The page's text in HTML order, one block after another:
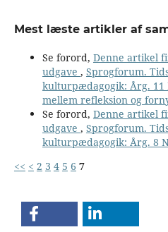
Mest læste artikler af
Se forord, Denne artikel
udgave , Sprogforum.
kulturpædagogik: Årg. 11
mellem refleksion og
Se forord, Denne artikel
udgave , Sprogforum.
kulturpædagogik: Årg. 8
<< < 2 3 4 5 6 7